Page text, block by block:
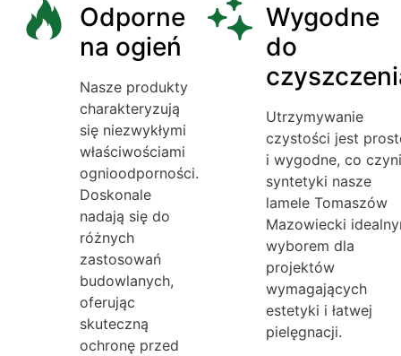
Odporne
na ogień
Nasze produkty
charakteryzują
się niezwykłymi
właściwościami
ognioodporności.
Doskonale
nadają się do
różnych
zastosowań
budowlanych,
oferując
skuteczną
ochronę przed
Wygodne
do
Utrzymywanie
czystości jest
i wygodne, co czyni
syntetyki nasze
lamele Tomaszów
Mazowiecki
wyborem dla
projektów
wymagających
estetyki i łatwej
pielęgnacji.